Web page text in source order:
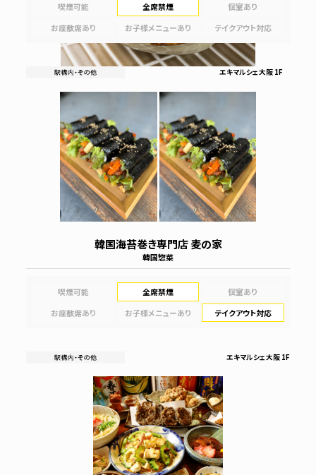
喫煙可能 全席禁煙
個室あり
お座敷席あり
お子様メニューあり テイクアウト対応
エキマルシェ大阪 1F
韓国海苔巻き専門店 麦の家
韓国惣菜
喫煙可能 全席禁煙
個室あり
お座敷席あり
お子様メニューあり テイクアウト対応
エキマルシェ大阪 1F